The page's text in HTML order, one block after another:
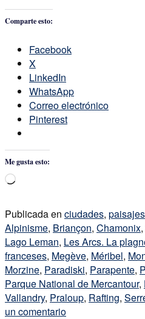
Comparte esto:
Facebook
X
LinkedIn
WhatsApp
Correo electrónico
Pinterest
Me gusta esto:
Cargando...
Publicada en ciudades, paisajes
Alpinisme, Briançon, Chamonix,
Lago Leman, Les Arcs. La
franceses, Megève, Méribel,
Morzine, Paradiski, Parapente,
Parque National de Mercantour,
Vallandry, Praloup, Rafting,
un comentario